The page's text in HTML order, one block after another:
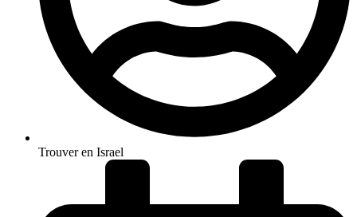
Trouver en Israel